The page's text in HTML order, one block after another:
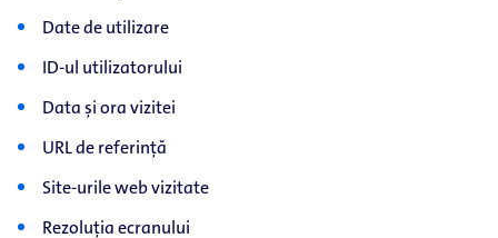
Date de utilizare
ID-ul utilizatorului
Data și ora vizitei
URL de referință
Site-urile web vizitate
Rezoluția ecranului